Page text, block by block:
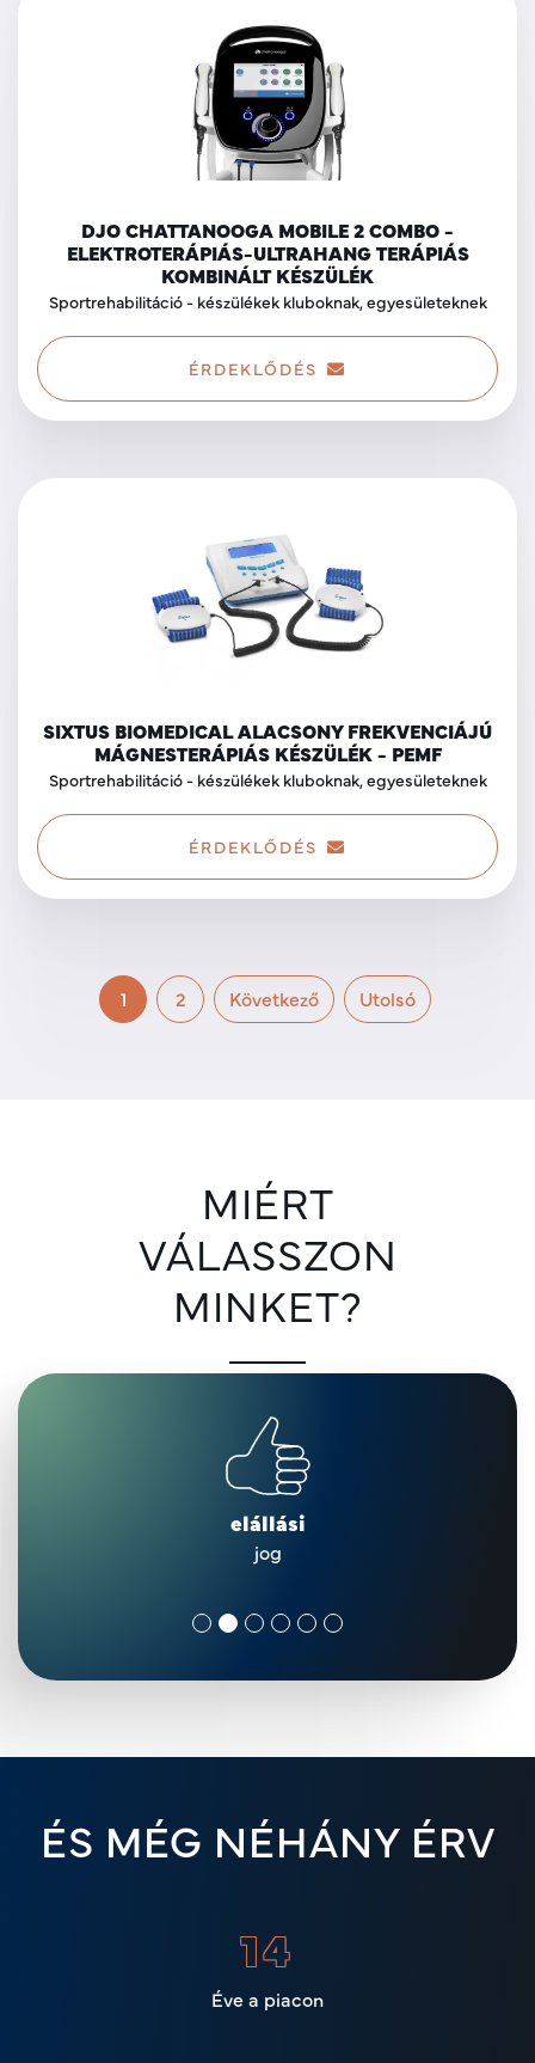
DJO CHATTANOOGA MOBILE 2 COMBO -
ELEKTROTERÁPIÁS-ULTRAHANG TERÁPIÁS
KOMBINÁLT KÉSZÜLÉK
Sportrehabilitáció - készülékek kluboknak, egyesületeknek
ÉRDEKLŐDÉS
SIXTUS BIOMEDICAL ALACSONY FREKVENCIÁJÚ
MÁGNESTERÁPIÁS KÉSZÜLÉK - PEMF
Sportrehabilitáció - készülékek kluboknak, egyesületeknek
ÉRDEKLŐDÉS
1 2 Következő Utolsó
MIÉRT
VÁLASSZON
MINKET?
elállási
ÉS MÉG NÉHÁNY ÉRV
17
Éve a piacon